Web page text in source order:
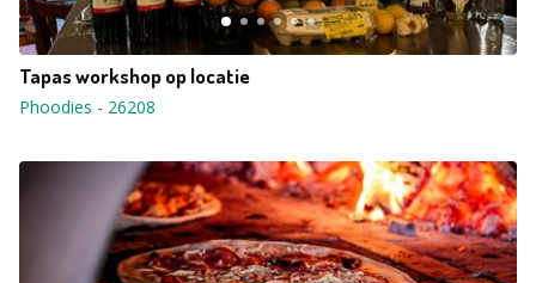
Tapas workshop op locatie
Phoodies - 26208